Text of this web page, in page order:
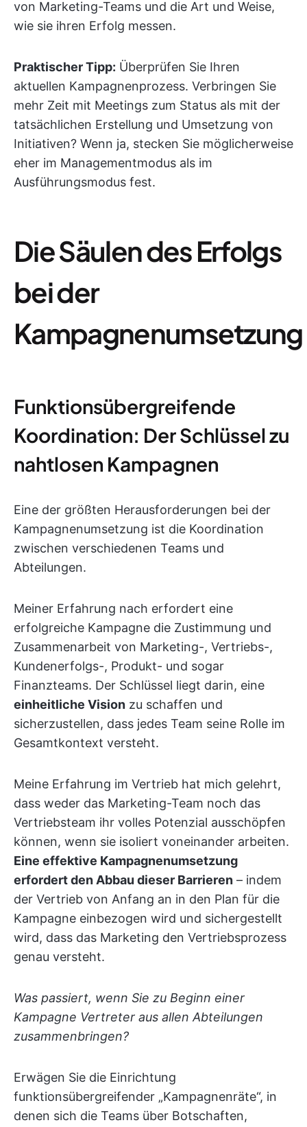
von Marketing-Teams und die Art und Weise,
wie sie ihren Erfolg messen.
Praktischer Tipp: Überprüfen Sie Ihren
aktuellen Kampagnenprozess. Verbringen Sie
mehr Zeit mit Meetings zum Status als mit der
tatsächlichen Erstellung und Umsetzung von
Initiativen? Wenn ja, stecken Sie möglicherweise
eher im Managementmodus als im
Ausführungsmodus fest.
Die Säulen des Erfolgs
bei der
Kampagnenumsetzung
Funktionsübergreifende
Koordination: Der Schlüssel zu
nahtlosen Kampagnen
Eine der größten Herausforderungen bei der
Kampagnenumsetzung ist die Koordination
zwischen verschiedenen Teams und
Abteilungen.
Meiner Erfahrung nach erfordert eine
erfolgreiche Kampagne die Zustimmung und
Zusammenarbeit von Marketing-, Vertriebs-,
Kundenerfolgs-, Produkt- und sogar
Finanzteams. Der Schlüssel liegt darin, eine
einheitliche Vision zu schaffen und
sicherzustellen, dass jedes Team seine Rolle im
Gesamtkontext versteht.
Meine Erfahrung im Vertrieb hat mich gelehrt,
dass weder das Marketing-Team noch das
Vertriebsteam ihr volles Potenzial ausschöpfen
können, wenn sie isoliert voneinander arbeiten.
Eine effektive Kampagnenumsetzung
erfordert den Abbau dieser Barrieren – indem
der Vertrieb von Anfang an in den Plan für die
Kampagne einbezogen wird und sichergestellt
wird, dass das Marketing den Vertriebsprozess
genau versteht.
Was passiert, wenn Sie zu Beginn einer
Kampagne Vertreter aus allen Abteilungen
zusammenbringen?
Erwägen Sie die Einrichtung
funktionsübergreifender „Kampagnenräte“, in
denen sich die Teams über Botschaften,